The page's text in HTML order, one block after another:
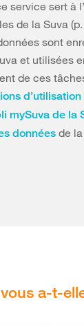
service sert à
de la Suva
sont
et utilisées
de ces
mySuva de la
données de
a-t-